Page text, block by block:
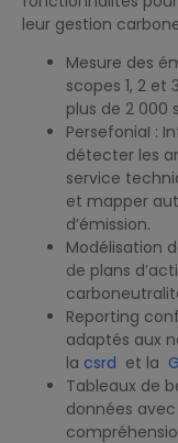
leur gestion
Mesure des
scopes 1, 2
plus de 2 000
PersefoniaI :
détecter les
service
et mapper
d’émission.
Modélisation
de plans
Reporting
adaptés aux
la csrd et la
Tableaux de
données